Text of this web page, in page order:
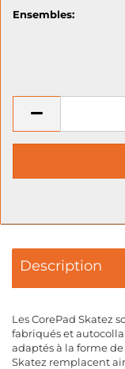
Ensembles:
Description
Les CorePad Skatez
fabriqués et
adaptés à la forme
Skatez remplacent